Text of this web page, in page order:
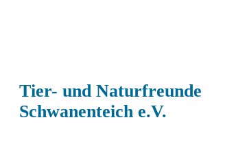
Tier- und Naturfreunde
Schwanenteich e.V.